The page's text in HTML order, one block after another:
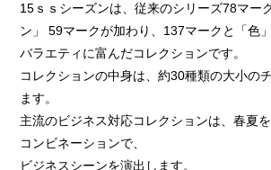
15ｓｓシーズンは、従来のシリーズ78マー
ン」 59マークが加わり、137マークと「色
バラエティに富んだコレクションです。
コレクションの中身は、約30種類の大小の
ます。
主流のビジネス対応コレクションは、春夏
コンビネーションで、
ビジネスシーンを演出します。